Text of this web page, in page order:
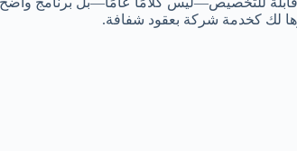
لك كخدمة شركة بعقود شفافة.